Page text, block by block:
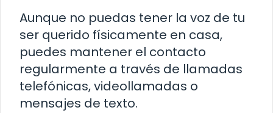
Aunque no puedas tener la voz de tu
ser querido físicamente en casa,
puedes mantener el contacto
regularmente a través de llamadas
telefónicas, videollamadas o
mensajes de texto.